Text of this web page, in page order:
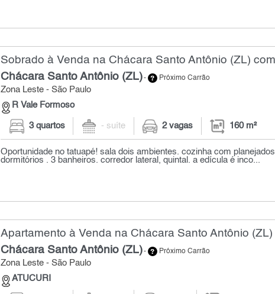
Sobrado à Venda na Chácara Santo Antônio (ZL)
Chácara Santo Antônio (ZL)- Próximo Carrão
Zona Leste - São Paulo
R Vale Formoso
3 quartos - suíte 2 vagas 160 m²
Oportunidade no tatuapé! sala dois ambientes. cozinha com
dormitórios . 3 banheiros. corredor lateral, quintal. a edícula é inco...
Apartamento à Venda na Chácara Santo Antônio
Chácara Santo Antônio (ZL)- Próximo Carrão
Zona Leste - São Paulo
ATUCURI